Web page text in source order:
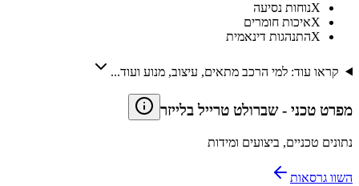
Xנוחות נסיעה
Xאיכות חומרים
Xהתנהגות דינאמית
קראו עוד: למי הרכב מתאים, עיצוב, מנוע ועוד...
מפרט טכני - שברולט טרייל בלייזר
נתונים טכניים, ביצועים ומידות
השוו גרסאות